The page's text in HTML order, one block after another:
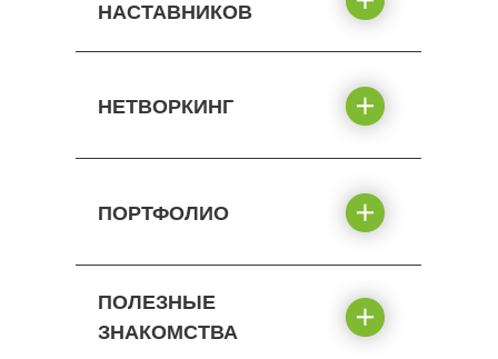
НАСТАВНИКОВ
НЕТВОРКИНГ
ПОРТФОЛИО
ПОЛЕЗНЫЕ
ЗНАКОМСТВА